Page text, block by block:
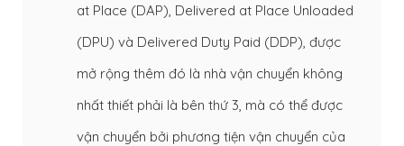
at Place (DAP), Delivered at Place Unloaded
(DPU) và Delivered Duty Paid (DDP), được
mở rộng thêm đó là nhà vận chuyển không
nhất thiết phải là bên thứ 3, mà có thể được
vận chuyển bởi phương tiện vận chuyển của